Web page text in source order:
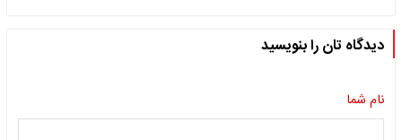
دیدگاه تان را بنویسید
نام شما